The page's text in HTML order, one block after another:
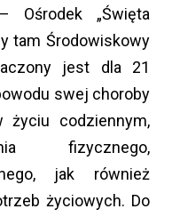
Ośrodek „Święta
tam Środowiskowy
jest dla 21
swej choroby
życiu codziennym,
fizycznego,
jak również
życiowych. Do